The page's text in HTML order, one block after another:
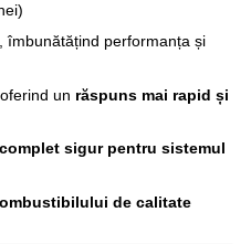
îmbunătățind performanța și
un răspuns mai rapid și
complet sigur pentru sistemul
de calitate